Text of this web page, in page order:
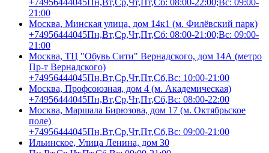
21:00
Москва, Минская улица, дом 14к1 (м. Филёвский парк)
+74956444045Пн,Вт,Ср,Чт,Пт,Сб: 08:00-21:00;Вс: 09:00-
21:00
Москва, ТЦ "Обувь Сити" Вернадского, дом 14А (метро
Пр-т Вернадского)
+74956444045Пн,Вт,Ср,Чт,Пт,Сб,Вс: 10:00-21:00
Москва, Профсоюзная, дом 4 (м. Академическая)
+74956444045Пн,Вт,Ср,Чт,Пт,Сб,Вс: 08:00-22:00
Москва, Маршала Бирюзова, дом 17 (м. Октябрьское
поле)
+74956444045Пн,Вт,Ср,Чт,Пт,Сб,Вс: 09:00-21:00
Ильинское, Улица Ленина, дом 30